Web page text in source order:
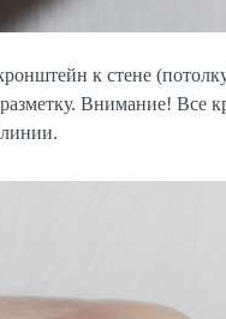
к стене
разметку. Внимание! Все